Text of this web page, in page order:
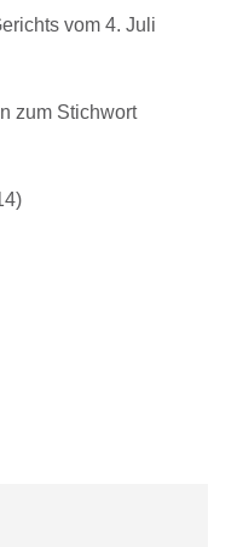
vom 4. Juli
zum Stichwort